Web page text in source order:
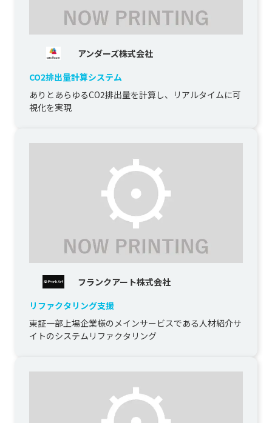
アンダーズ株式会社
CO2排出量計算システム
ありとあらゆるCO2排出量を計算し、リアルタイムに可
視化を実現
フランクアート株式会社
リファクタリング支援
東証一部上場企業様のメインサービスである人材紹介サ
イトのシステムリファクタリング